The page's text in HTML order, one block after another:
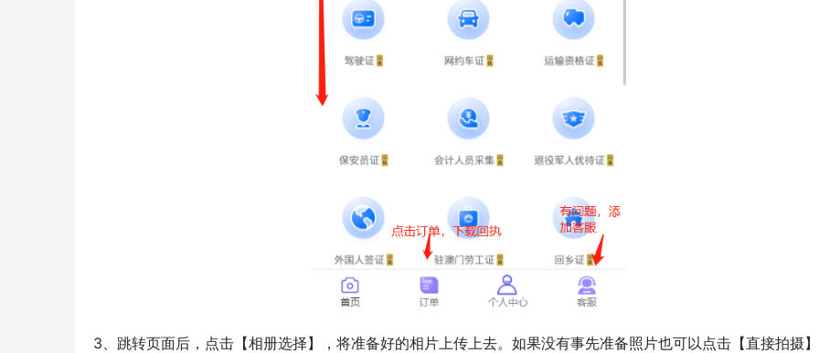
3、跳转页面后，点击【相册选择】，将准备好的相片上传上去。如果没有事先准备照片也可以点击【直接拍摄